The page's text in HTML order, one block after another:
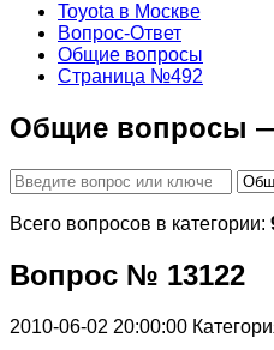
Toyota в Москве
Вопрос-Ответ
Общие вопросы
Страница №492
Общие вопросы
Всего вопросов в категории:
Вопрос № 13122
2010-06-02 20:00:00